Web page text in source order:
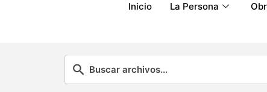
Inicio La Persona